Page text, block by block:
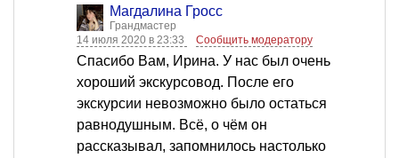
Магдалина Гросс
Грандмастер
14 июля 2020 в 23:33
Сообщить модератору
Спасибо Вам, Ирина. У нас был очень
хороший экскурсовод. После его
экскурсии невозможно было остаться
равнодушным. Всё, о чём он
рассказывал, запомнилось настолько